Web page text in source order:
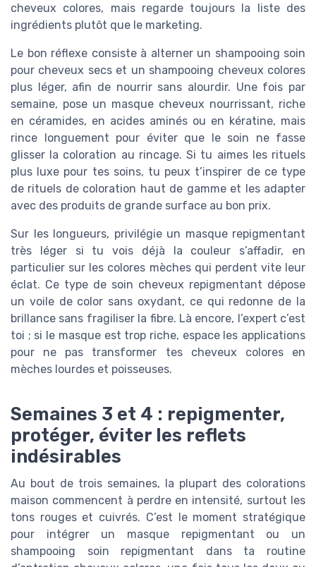
cheveux colores, mais regarde toujours la liste des
ingrédients plutôt que le marketing.
Le bon réflexe consiste à alterner un shampooing soin
pour cheveux secs et un shampooing cheveux colores
plus léger, afin de nourrir sans alourdir. Une fois par
semaine, pose un masque cheveux nourrissant, riche
en céramides, en acides aminés ou en kératine, mais
rince longuement pour éviter que le soin ne fasse
glisser la coloration au rincage. Si tu aimes les rituels
plus luxe pour tes soins, tu peux t’inspirer de ce type
de rituels de coloration haut de gamme et les adapter
avec des produits de grande surface au bon prix.
Sur les longueurs, privilégie un masque repigmentant
très léger si tu vois déjà la couleur s’affadir, en
particulier sur les colores mèches qui perdent vite leur
éclat. Ce type de soin cheveux repigmentant dépose
un voile de color sans oxydant, ce qui redonne de la
brillance sans fragiliser la fibre. Là encore, l’expert c’est
toi ; si le masque est trop riche, espace les applications
pour ne pas transformer tes cheveux colores en
mèches lourdes et poisseuses.
Semaines 3 et 4 : repigmenter,
protéger, éviter les reflets
indésirables
Au bout de trois semaines, la plupart des colorations
maison commencent à perdre en intensité, surtout les
tons rouges et cuivrés. C’est le moment stratégique
pour intégrer un masque repigmentant ou un
shampooing soin repigmentant dans ta routine